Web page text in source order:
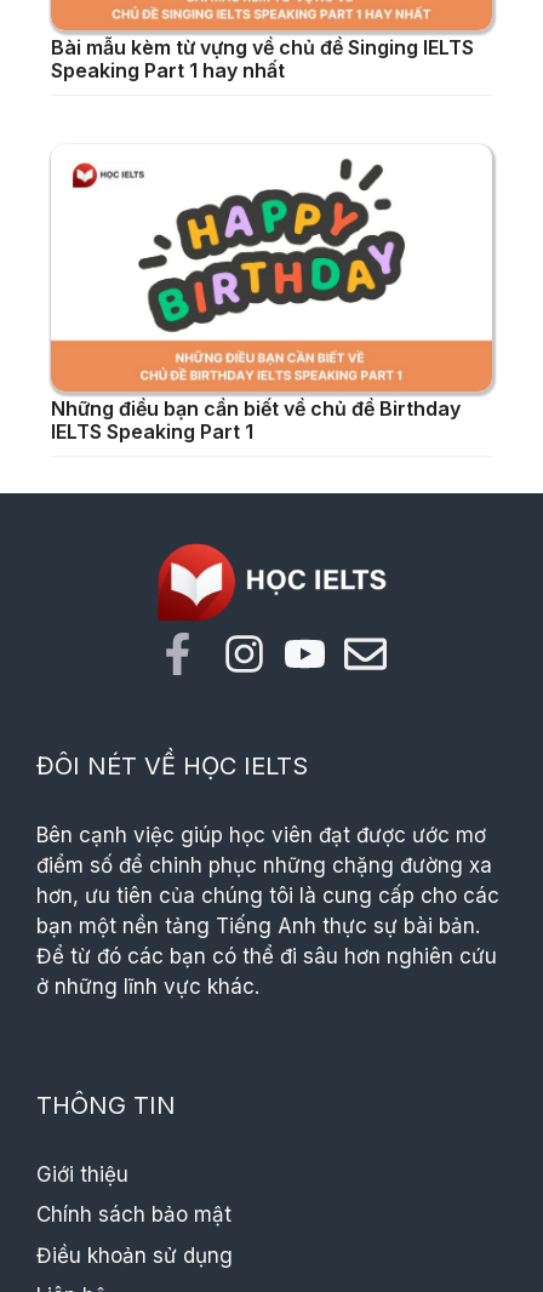
Bài mẫu kèm từ vựng về chủ đề Singing IELTS
Speaking Part 1 hay nhất
Những điều bạn cần biết về chủ đề Birthday
IELTS Speaking Part 1
ĐÔI NÉT VỀ HỌC IELTS
Bên cạnh việc giúp học viên đạt được ước mơ
điểm số để chinh phục những chặng đường xa
hơn, ưu tiên của chúng tôi là cung cấp cho các
bạn một nền tảng Tiếng Anh thực sự bài bản.
Để từ đó các bạn có thể đi sâu hơn nghiên cứu
ở những lĩnh vực khác.
THÔNG TIN
Giới thiệu
Chính sách bảo mật
Điều khoản sử dụng